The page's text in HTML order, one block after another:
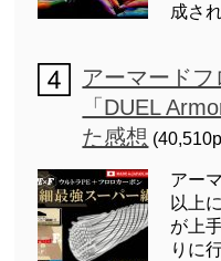
成さ
アーマード
「DUEL
た感想
アー
以上
が上
りに